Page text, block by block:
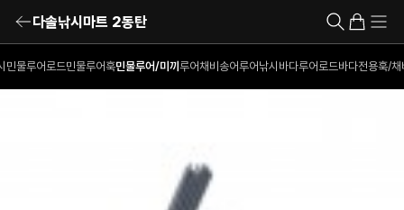
다솔낚시마트 2동탄
민물루어로드민물루어훅민물루어/미끼 루어채비 송어루어낚시 바다루어로드바다전용훅/채